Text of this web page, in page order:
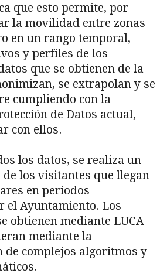
que esto permite, por
la movilidad entre zonas
en un rango temporal,
y perfiles de los
que se obtienen de la
se extrapolan y se
cumpliendo con la
de Datos actual,
con ellos.
los datos, se realiza un
los visitantes que llegan
en periodos
el Ayuntamiento. Los
obtienen mediante LUCA
mediante la
de complejos algoritmos y